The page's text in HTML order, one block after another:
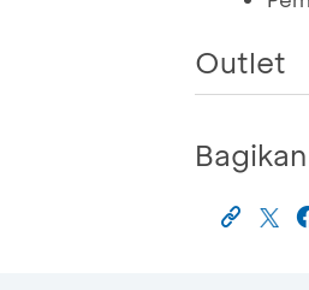
Outlet